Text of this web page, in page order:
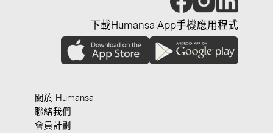
關於 Humansa
聯絡我們
會員計劃
下載Humansa App手機應用程式